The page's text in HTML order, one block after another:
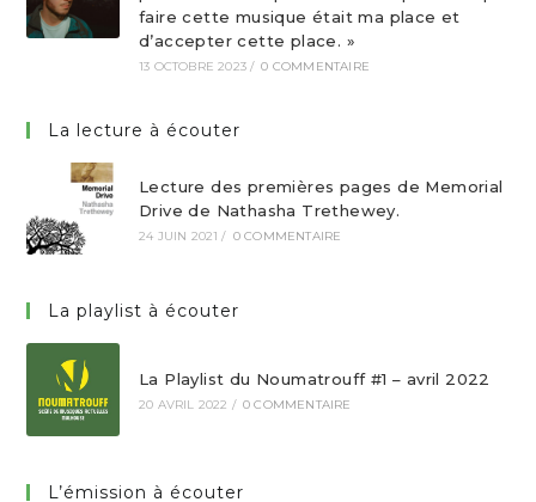
faire cette musique était ma place et
d’accepter cette place. »
13 OCTOBRE 2023 / 0 COMMENTAIRE
La lecture à écouter
Lecture des premières pages de Memorial
Drive de Nathasha Trethewey.
24 JUIN 2021 / 0 COMMENTAIRE
La playlist à écouter
La Playlist du Noumatrouff #1 – avril 2022
20 AVRIL 2022 / 0 COMMENTAIRE
L’émission à écouter